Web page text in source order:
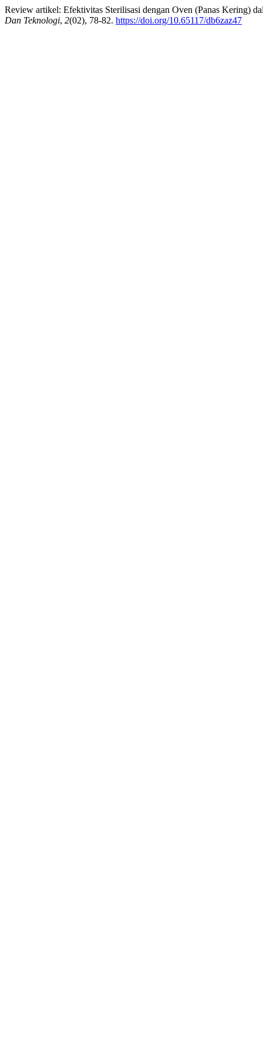
Review artikel: Efektivitas Sterilisasi dengan Oven (Panas Kering)
Dan Teknologi, 2(02), 78-82. https://doi.org/10.65117/db6zaz47